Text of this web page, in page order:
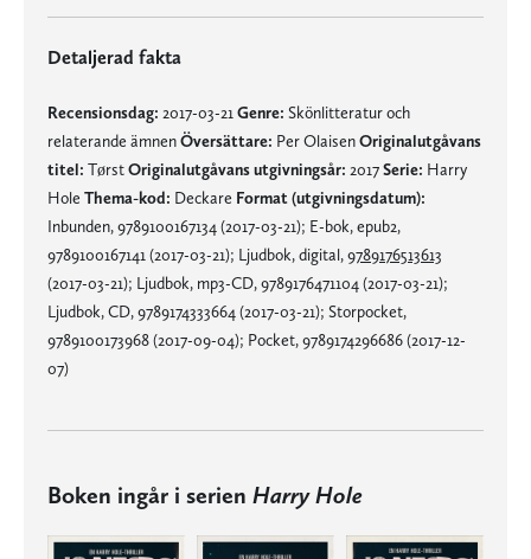
Detaljerad fakta
Recensionsdag: 2017-03-21 Genre: Skönlitteratur och
relaterande ämnenÖversättare: Per OlaisenOriginalutgåvans
titel: TørstOriginalutgåvans utgivningsår: 2017Serie: Harry
Hole Thema-kod: Deckare Format (utgivningsdatum):
Inbunden, 9789100167134 (2017-03-21); E-bok, epub2,
9789100167141 (2017-03-21); Ljudbok, digital,9789176513613
(2017-03-21); Ljudbok, mp3-CD, 9789176471104 (2017-03-21);
Ljudbok, CD, 9789174333664 (2017-03-21); Storpocket,
9789100173968 (2017-09-04); Pocket, 9789174296686 (2017-12-
07)
Boken ingår i serien Harry Hole